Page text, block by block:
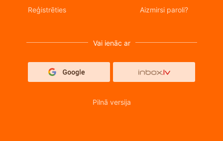
Reģistrēties Aizmirsi paroli?
Vai ienāc ar
Pilnā versija